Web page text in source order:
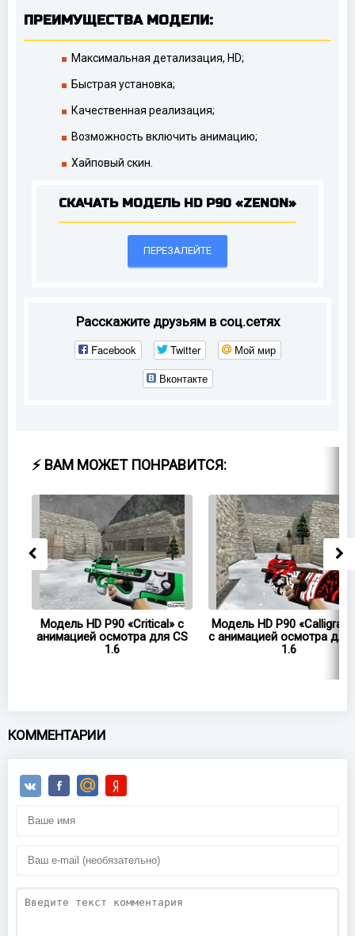
ПРЕИМУЩЕСТВА МОДЕЛИ:
Максимальная детализация, HD;
Быстрая установка;
Качественная реализация;
Возможность включить анимацию;
Хайповый скин.
СКАЧАТЬ МОДЕЛЬ HD P90 «ZENON»
ПЕРЕЗАЛЕЙТЕ
Расскажите друзьям в соц.сетях
Facebook Twitter
Мой мир
Вконтакте
⚡ ВАМ МОЖЕТ ПОНРАВИТСЯ:
Модель HD P90 «Critical» с
анимацией осмотра для CS
1.6
Модель HD P90
с анимацией осмотра для
1.6
КОММЕНТАРИИ